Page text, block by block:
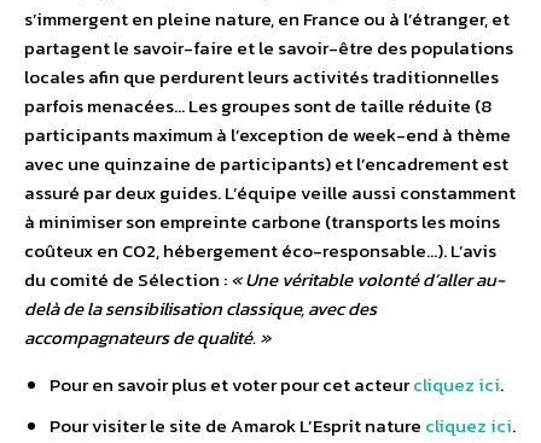
s’immergent en pleine nature, en France ou à l’étranger, et
partagent le savoir-faire et le savoir-être des populations
locales afin que perdurent leurs activités traditionnelles
parfois menacées… Les groupes sont de taille réduite (8
participants maximum à l’exception de week-end à thème
avec une quinzaine de participants) et l’encadrement est
assuré par deux guides. L’équipe veille aussi constamment
à minimiser son empreinte carbone (transports les moins
coûteux en CO2, hébergement éco-responsable…). L’avis
du comité de Sélection :« Une véritable volonté d’aller au-
delà de la sensibilisation classique, avec des
accompagnateurs de qualité. »
Pour en savoir plus et voter pour cet acteurcliquez ici.
Pour visiter le site de Amarok L’Esprit nature cliquez ici.